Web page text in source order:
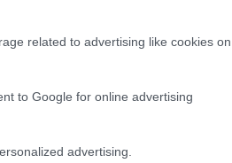
related to advertising like cookies on
to Google for online advertising
advertising.
e venduto. Il
fa preferire ad altri. I
il calore e accettano sui
molto popolari i piani
andare disperso